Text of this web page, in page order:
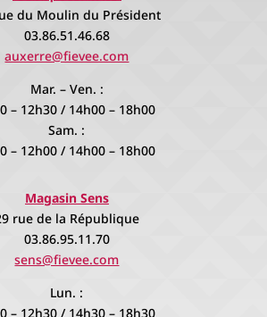
du Moulin du Président
03.86.51.46.68
auxerre@fievee.com
Mar. – Ven. :
– 12h30 / 14h00 – 18h00
Sam. :
– 12h00 / 14h00 – 18h00
Magasin Sens
rue de la République
03.86.95.11.70
sens@fievee.com
Lun. :
– 12h30 / 14h30 – 18h30